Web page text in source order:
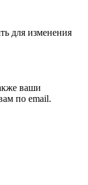
для изменения
ваши
по email.